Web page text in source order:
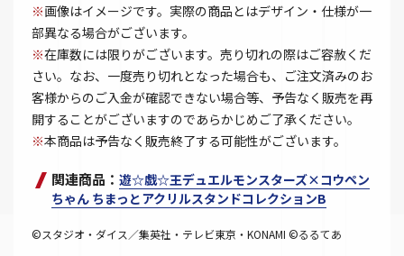
※画像はイメージです。実際の商品とはデザイン・仕様が一
部異なる場合がございます。
※在庫数には限りがございます。売り切れの際はご容赦くだ
さい。なお、一度売り切れとなった場合も、ご注文済みのお
客様からのご入金が確認できない場合等、予告なく販売を再
開することがございますのであらかじめご了承ください。
※本商品は予告なく販売終了する可能性がございます。
関連商品： 遊☆戯☆王デュエルモンスターズ×コウペン
ちゃん ちまっとアクリルスタンドコレクションB
©スタジオ・ダイス／集英社・テレビ東京・KONAMI ©るるてあ